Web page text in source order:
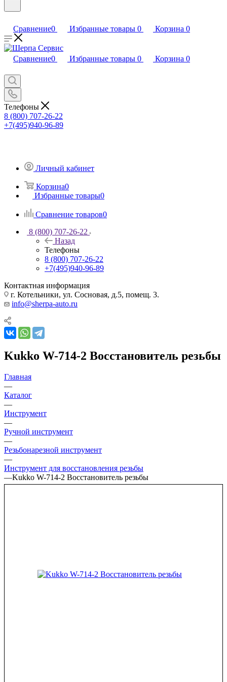
Сравнение0 Избранные товары 0 Корзина 0
Сравнение0 Избранные товары 0 Корзина 0
Телефоны
8 (800) 707-26-22
+7(495)940-96-89
Личный кабинет
Корзина0
Избранные товары0
Сравнение товаров0
8 (800) 707-26-22
Назад
Телефоны
8 (800) 707-26-22
+7(495)940-96-89
Контактная информация
г. Котельники, ул. Сосновая, д.5, помещ. 3.
info@sherpa-auto.ru
Kukko W-714-2 Восстановитель резьбы
Главная
—
Каталог
—
Инструмент
—
Ручной инструмент
—
Резьбонарезной инструмент
—
Инструмент для восстановления резьбы
—Kukko W-714-2 Восстановитель резьбы